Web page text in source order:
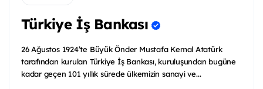
Türkiye İş Bankası
26 Ağustos 1924’te Büyük Önder Mustafa Kemal Atatürk
tarafından kurulan Türkiye İş Bankası, kuruluşundan bugüne
kadar geçen 101 yıllık sürede ülkemizin sanayi ve...